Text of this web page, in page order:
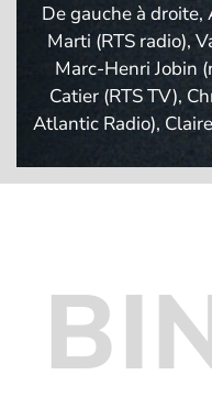
De gauche à droite,
Marti (RTS radio),
Marc-Henri Jobin
Catier (RTS TV),
Atlantic Radio),